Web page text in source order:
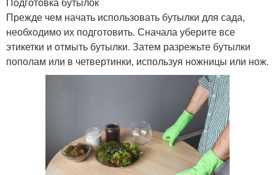
Прежде чем начать использовать бутылки для сада,
необходимо их подготовить. Сначала уберите все
этикетки и отмыть бутылки. Затем разрежьте бутылки
пополам или в четвертинки, используя ножницы или нож.